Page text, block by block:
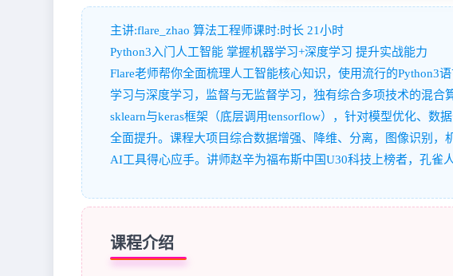
主讲:flare_zhao 算法工程师课时:时长 21小时
Python3入门人工智能 掌握机器学习+深度学习 提升实战能力
Flare老师帮你全面梳理人工智能核心知识，使用流行的Python3
学习与深度学习，监督与无监督学习，独有综合多项技术的混合
sklearn与keras框架（底层调用tensorflow），针对模型优化、数
全面提升。课程大项目综合数据增强、降维、分离，图像识别，
AI工具得心应手。讲师赵辛为福布斯中国U30科技上榜者，孔雀
课程介绍